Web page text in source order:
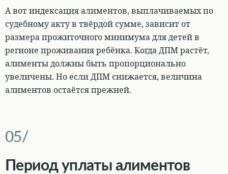
А вот индексация алиментов, выплачиваемых по
судебному акту в твёрдой сумме, зависит от
размера прожиточного минимума для детейв
регионе проживания ребёнка. Когда ДПМ растёт,
алименты должны быть пропорционально
увеличены. Но если ДПМ снижается, величина
алиментов остаётся прежней.
Период уплаты алиментов